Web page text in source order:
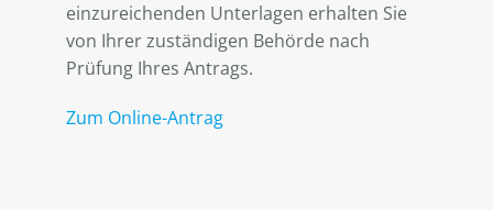
einzureichenden Unterlagen erhalten Sie
von Ihrer zuständigen Behörde nach
Prüfung Ihres Antrags.
Zum Online-Antrag